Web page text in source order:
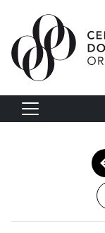
Vés al contingut
Navegació